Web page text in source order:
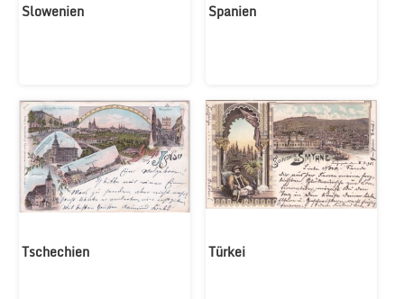
Slowenien Spanien
Tschechien Türkei